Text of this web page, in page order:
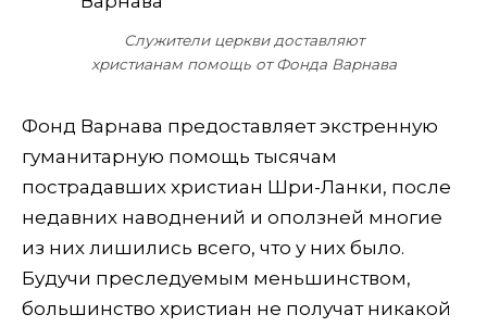
Служители церкви доставляют
христианам помощь от Фонда Варнава
Фонд Варнава предоставляет экстренную
гуманитарную помощь тысячам
пострадавших христиан Шри-Ланки, после
недавних наводнений и оползней многие
из них лишились всего, что у них было.
Будучи преследуемым меньшинством,
большинство христиан не получат никакой